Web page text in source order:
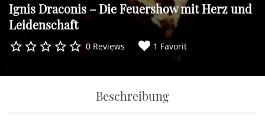
Ignis Draconis – Die Feuershow mit Herz und
Leidenschaft
0 Reviews 1 Favorit
Beschreibung